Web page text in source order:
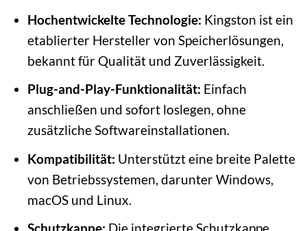
Hochentwickelte Technologie: Kingston ist ein
etablierter Hersteller von Speicherlösungen,
bekannt für Qualität und Zuverlässigkeit.
Plug-and-Play-Funktionalität: Einfach
anschließen und sofort loslegen, ohne
zusätzliche Softwareinstallationen.
Kompatibilität: Unterstützt eine breite Palette
von Betriebssystemen, darunter Windows,
macOS und Linux.